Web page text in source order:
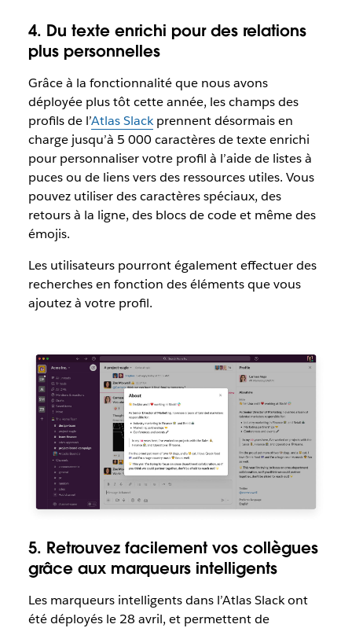
4. Du texte enrichi pour des relations
plus personnelles
Grâce à la fonctionnalité que nous avons
déployée plus tôt cette année, les champs des
profils de l’Atlas Slackprennent désormais en
charge jusqu’à 5 000 caractères de texte enrichi
pour personnaliser votre profil à l’aide de listes à
puces ou de liens vers des ressources utiles. Vous
pouvez utiliser des caractères spéciaux, des
retours à la ligne, des blocs de code et même des
émojis.
Les utilisateurs pourront également effectuer des
recherches en fonction des éléments que vous
ajoutez à votre profil.
5. Retrouvez facilement vos collègues
grâce aux marqueurs intelligents
Les marqueurs intelligents dans l’Atlas Slack ont
été déployés le 28 avril, et permettent de